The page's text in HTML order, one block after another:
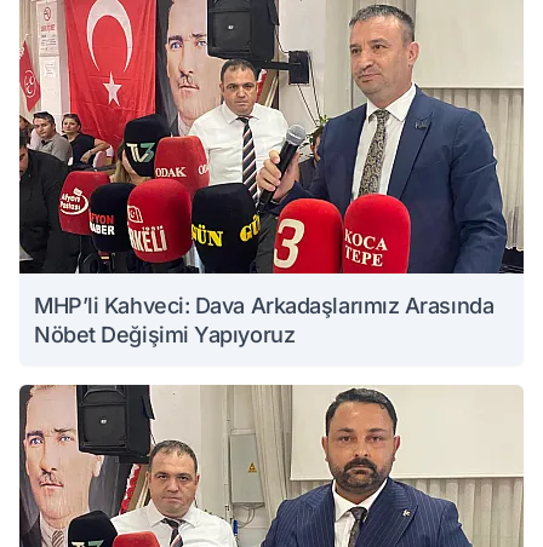
MHP’li Kahveci: Dava Arkadaşlarımız Arasında
Nöbet Değişimi Yapıyoruz